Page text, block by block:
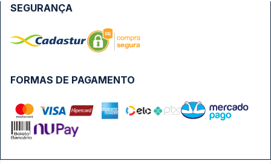
FORMAS DE PAGAMENTO
SEGURANÇA